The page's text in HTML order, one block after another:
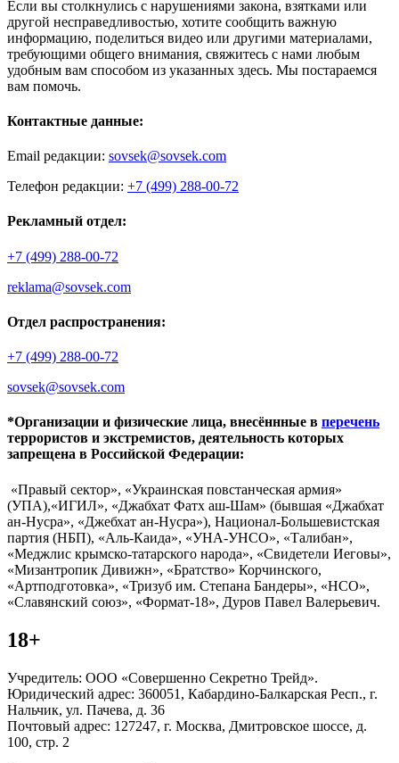
Если вы столкнулись с нарушениями закона, взятками или
другой несправедливостью, хотите сообщить важную
информацию, поделиться видео или другими материалами,
требующими общего внимания, свяжитесь с нами любым
удобным вам способом из указанных здесь. Мы постараемся
вам помочь.
Контактные данные:
Email редакции: sovsek@sovsek.com
Телефон редакции: +7 (499) 288-00-72
Рекламный отдел:
+7 (499) 288-00-72
reklama@sovsek.com
Отдел распространения:
+7 (499) 288-00-72
sovsek@sovsek.com
*Организации и физические лица, внесённные в перечень
террористов и экстремистов, деятельность которых
запрещена в Российской Федерации:
«Правый сектор», «Украинская повстанческая армия»
(УПА),«ИГИЛ», «Джабхат Фатх аш-Шам» (бывшая «Джабхат
ан-Нусра», «Джебхат ан-Нусра»), Национал-Большевистская
партия (НБП), «Аль-Каида», «УНА-УНСО», «Талибан»,
«Меджлис крымско-татарского народа», «Свидетели Иеговы»,
«Мизантропик Дивижн», «Братство» Корчинского,
«Артподготовка», «Тризуб им. Степана Бандеры», «НСО»,
«Славянский союз», «Формат-18», Дуров Павел Валерьевич.
18+
Учредитель: ООО «Совершенно Секретно Трейд».
Юридический адрес: 360051, Кабардино-Балкарская Респ., г.
Нальчик, ул. Пачева, д. 36
Почтовый адрес: 127247, г. Москва, Дмитровское шоссе, д.
100, стр. 2